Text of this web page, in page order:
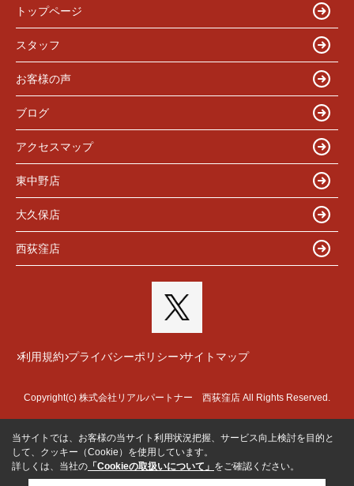
トップページ
スタッフ
お客様の声
ブログ
アクセスマップ
東中野店
大久保店
西荻窪店
利用規約 プライバシーポリシー サイトマップ
Copyright(c) 株式会社リアルパートナー 西荻窪店 All Rights Reserved.
当サイトでは、お客様の当サイト利用状況把握、サービス向上検討を目的と
して、クッキー（Cookie）を使用しています。
詳しくは、当社の 「Cookieの取扱いについて」 をご確認ください。